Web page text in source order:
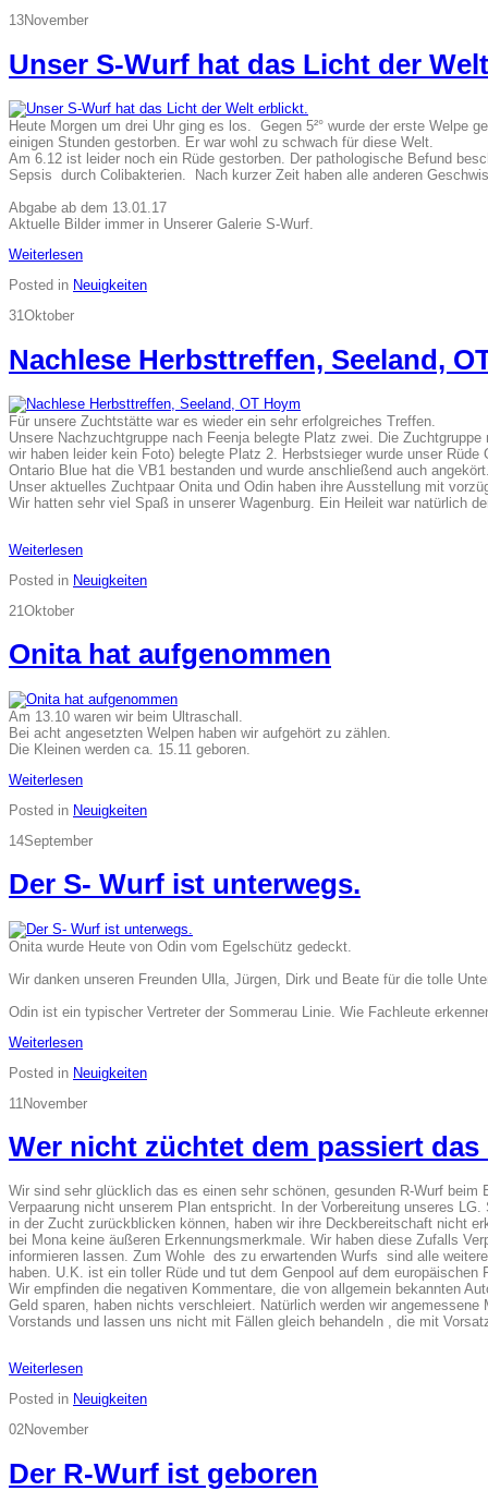
13November
Unser S-Wurf hat das Licht der
Heute Morgen um drei Uhr ging es los. Gegen 5²° wurde der erste Welpe
einigen Stunden gestorben. Er war wohl zu schwach für diese Welt.
Am 6.12 ist leider noch ein Rüde gestorben. Der pathologische Befund
Sepsis durch Colibakterien. Nach kurzer Zeit haben alle anderen
Abgabe ab dem 13.01.17
Aktuelle Bilder immer in Unserer Galerie S-Wurf.
Weiterlesen
Posted in Neuigkeiten
31Oktober
Nachlese Herbsttreffen, Seeland,
Für unsere Zuchtstätte war es wieder ein sehr erfolgreiches Treffen.
Unsere Nachzuchtgruppe nach Feenja belegte Platz zwei. Die
wir haben leider kein Foto) belegte Platz 2. Herbstsieger wurde unser
Ontario Blue hat die VB1 bestanden und wurde anschließend auch
Unser aktuelles Zuchtpaar Onita und Odin haben ihre Ausstellung mit
Wir hatten sehr viel Spaß in unserer Wagenburg. Ein Heileit war natürlich
Weiterlesen
Posted in Neuigkeiten
21Oktober
Onita hat aufgenommen
Am 13.10 waren wir beim Ultraschall.
Bei acht angesetzten Welpen haben wir aufgehört zu zählen.
Die Kleinen werden ca. 15.11 geboren.
Weiterlesen
Posted in Neuigkeiten
14September
Der S- Wurf ist unterwegs.
Onita wurde Heute von Odin vom Egelschütz gedeckt.
Wir danken unseren Freunden Ulla, Jürgen, Dirk und Beate für die tolle
Odin ist ein typischer Vertreter der Sommerau Linie. Wie Fachleute
Weiterlesen
Posted in Neuigkeiten
11 November
Wer nicht züchtet dem passiert
Wir sind sehr glücklich das es einen sehr schönen, gesunden R-Wurf
Verpaarung nicht unserem Plan entspricht. In der Vorbereitung unseres
in der Zucht zurückblicken können, haben wir ihre Deckbereitschaft nicht
bei Mona keine äußeren Erkennungsmerkmale. Wir haben diese Zufalls
informieren lassen. Zum Wohle des zu erwartenden Wurfs sind alle
haben. U.K. ist ein toller Rüde und tut dem Genpool auf dem
Wir empfinden die negativen Kommentare, die von allgemein bekannten
Geld sparen, haben nichts verschleiert. Natürlich werden wir
Vorstands und lassen uns nicht mit Fällen gleich behandeln , die mit
Weiterlesen
Posted in Neuigkeiten
02November
Der R-Wurf ist geboren